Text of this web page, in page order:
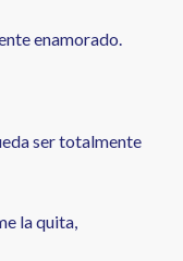
enamorado.
ser totalmente
la quita,